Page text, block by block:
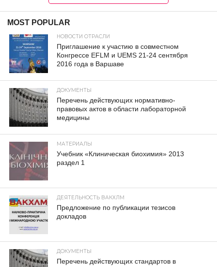
MOST POPULAR
НОВОСТИ ОТРАСЛИ
Приглашение к участию в совместном
Конгрессе EFLM и UEMS 21-24 сентября
2016 года в Варшаве
ДОКУМЕНТЫ
Перечень действующих нормативно-
правовых актов в области лабораторной
медицины
МАТЕРИАЛЫ
Учебник «Клиническая биохимия» 2013
раздел 1
ДЕЯТЕЛЬНОСТЬ ВАКХЛМ
Предложение по публикации тезисов
докладов
ДОКУМЕНТЫ
Перечень действующих стандартов в